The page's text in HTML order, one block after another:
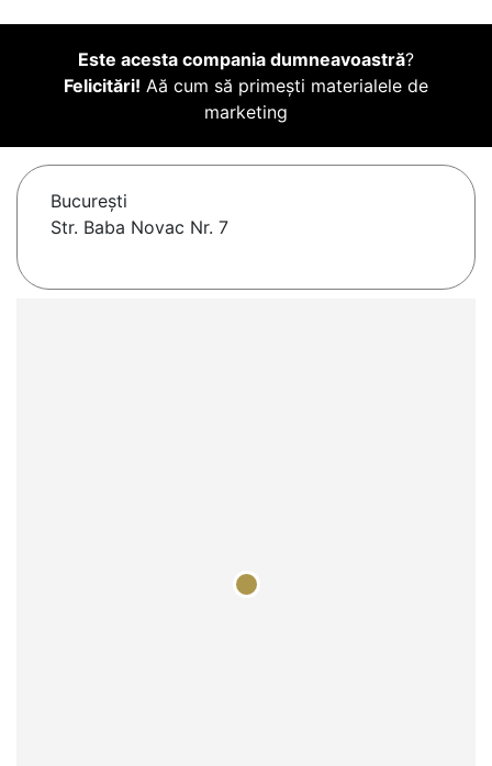
Este acesta compania dumneavoastră?
Felicitări! Aă cum să primești materialele de
marketing
Bucureşti
Str. Baba Novac Nr. 7